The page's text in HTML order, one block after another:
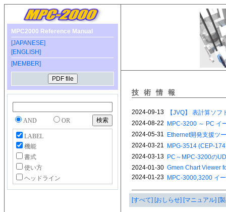
MPC2000 Reference Manual
[JAPANESE]
[ENGLISH]
[MEMBER]
AND OR
LABEL
機能
書式
使い方
ヘッドライン
技術情報
[すべて] [おしらせ] [マニュアル] [